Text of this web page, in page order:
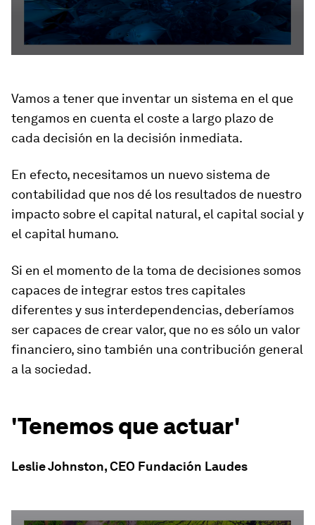
Vamos a tener que inventar un sistema en el que
tengamos en cuenta el coste a largo plazo de
cada decisión en la decisión inmediata.
En efecto, necesitamos un nuevo sistema de
contabilidad que nos dé los resultados de nuestro
impacto sobre el capital natural, el capital social y
el capital humano.
Si en el momento de la toma de decisiones somos
capaces de integrar estos tres capitales
diferentes y sus interdependencias, deberíamos
ser capaces de crear valor, que no es sólo un valor
financiero, sino también una contribución general
a la sociedad.
'Tenemos que actuar'
Leslie Johnston, CEO Fundación Laudes